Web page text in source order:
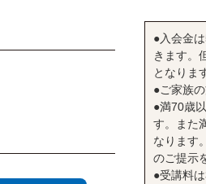
●入会金
きます。
となりま
●ご家族
●満70歳
す。また
なります
のご提示
●受講料